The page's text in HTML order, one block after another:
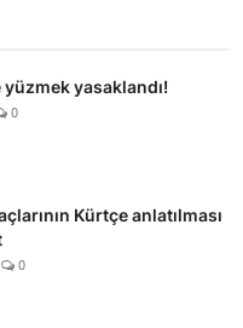
yasaklandı!
0
Kürtçe anlatılması
0